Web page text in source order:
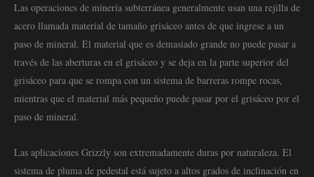
Las operaciones de minería subterránea generalmente usan una rejilla de
acero llamada material de tamaño grisáceo antes de que ingrese a un
paso de mineral. El material que es demasiado grande no puede pasar a
través de las aberturas en el grisáceo y se deja en la parte superior del
grisáceo para que se rompa con un sistema de barreras rompe rocas,
mientras que el material más pequeño puede pasar por el grisáceo por el
paso de mineral.
Las aplicaciones Grizzly son extremadamente duras por naturaleza. El
sistema de pluma de pedestal está sujeto a altos grados de inclinación en